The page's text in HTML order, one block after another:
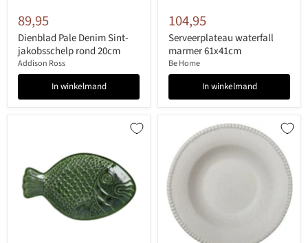
89,95
Dienblad Pale Denim Sint-
jakobsschelp rond 20cm
Addison Ross
In winkelmand
104,95
Serveerplateau waterfall
marmer 61x41cm
Be Home
In winkelmand